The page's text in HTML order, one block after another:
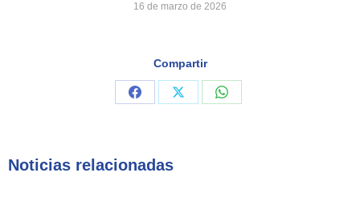
16 de marzo de 2026
Compartir
Share
Share
Share
Noticias relacionadas